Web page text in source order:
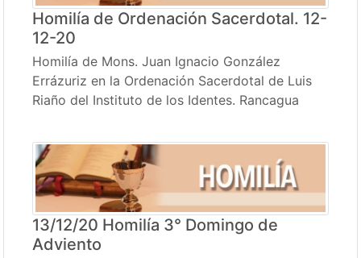
Homilía de Ordenación Sacerdotal. 12-
12-20
Homilía de Mons. Juan Ignacio González
Errázuriz en la Ordenación Sacerdotal de Luis
Riaño del Instituto de los Identes. Rancagua
13/12/20 Homilía 3° Domingo de
Adviento